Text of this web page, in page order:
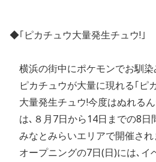
◆｢ピカチュウ大量発生チュウ!｣
横浜の街中にポケモンでお馴染
ピカチュウが大量に現れる｢ピ
大量発生チュウ!今度はぬれるん
は､８月7日から14日までの8日
みなとみらいエリアで開催され
オープニングの7日(日)には､イ